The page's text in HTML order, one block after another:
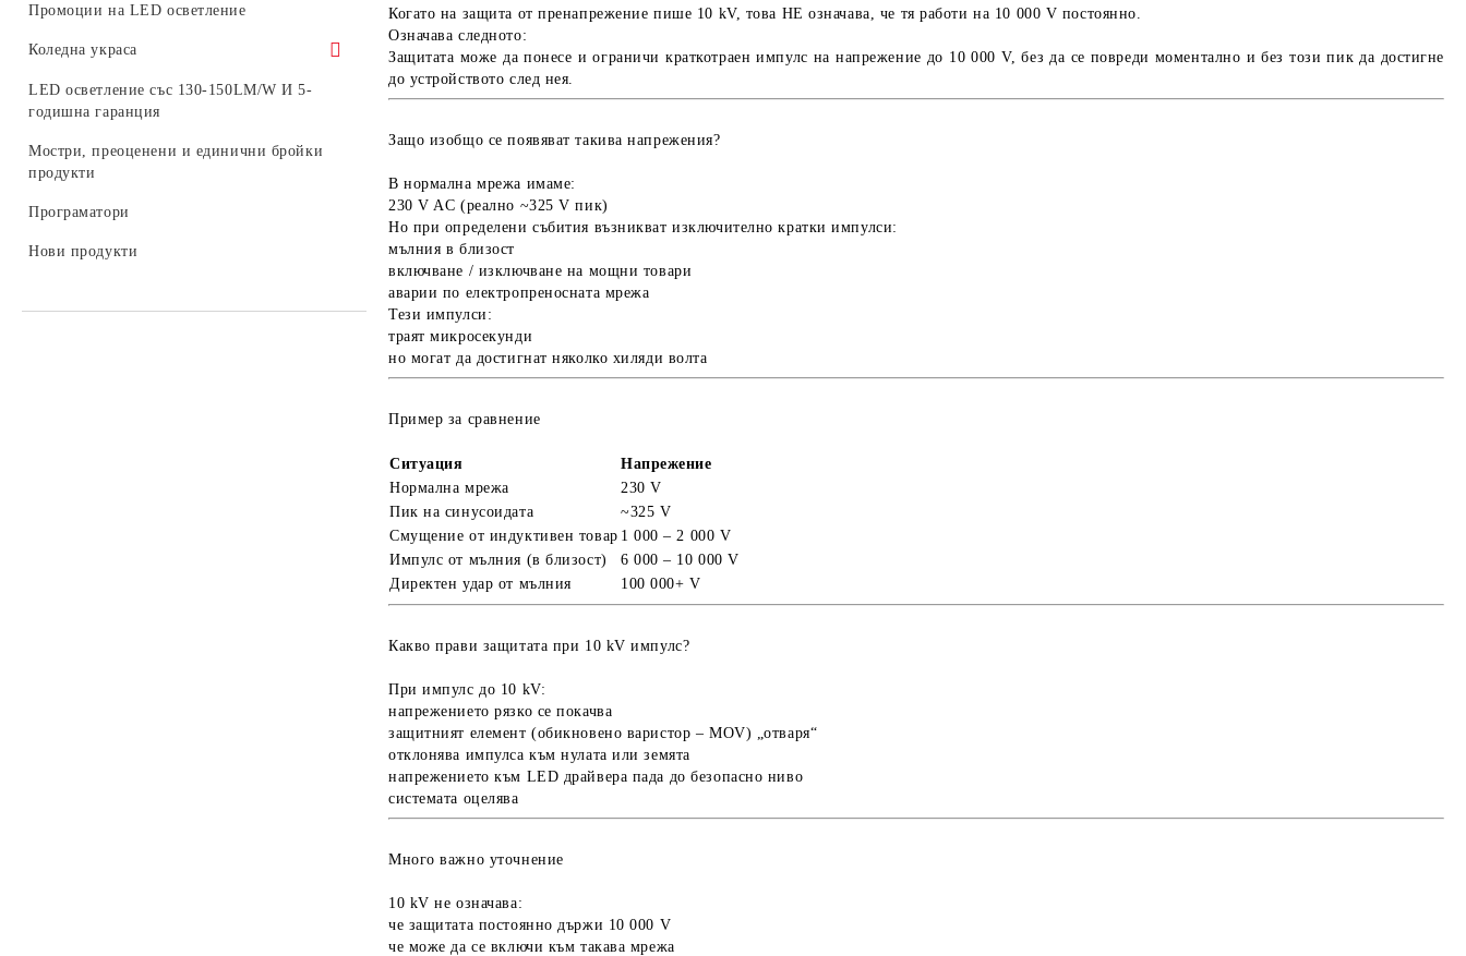
Комплекти LED крушки
Промоции на LED осветление
Коледна украса
Светещи коледни фигури
Консумативи
LED фигури за стълб
Стрингове, мрежи и висулки за
LED осветление със 130-150LM/W И 5-
годишна гаранция
Мостри, преоценени и единични бройки
продукти
Програматори
Нови продукти
Когато на защита от пренапрежение пише 10 kV, това НЕ означава, че тя работи на 10 000 V постоянно.
Означава следното:
Защитата може дапонесе и ограничи краткотраен импулс на напрежение до 10 000 V, без да се повреди моментално и без този пик да достигне
до устройството след нея.
Защо изобщо се появяват такива напрежения?
В нормална мрежа имаме:
230 V AC (реално ~325 V пик)
Но при определени събития възникватизключително кратки импулси:
мълния в близост
включване / изключване на мощни товари
аварии по електропреносната мрежа
Тези импулси:
траятмикросекунди
но могат да достигнатняколко хиляди волта
Пример за сравнение
Ситуация
Напрежение
Нормална мрежа
230 V
Пик на синусоидата
~325 V
Смущение от индуктивен товар 1 000 – 2 000 V
Импулс от мълния (в близост)
6 000 – 10 000 V
Директен удар от мълния
100 000+ V
Какво прави защитата при 10 kV импулс?
При импулс до 10 kV:
напрежението рязко се покачва
защитният елемент (обикновено варистор – MOV) „отваря“
отклонява импулса към нулата или земята
напрежението към LED драйвера пада до безопасно ниво
системата оцелява
Много важно уточнение
10 kV не означава:
че защитата постоянно държи 10 000 V
че може да се включи към такава мрежа